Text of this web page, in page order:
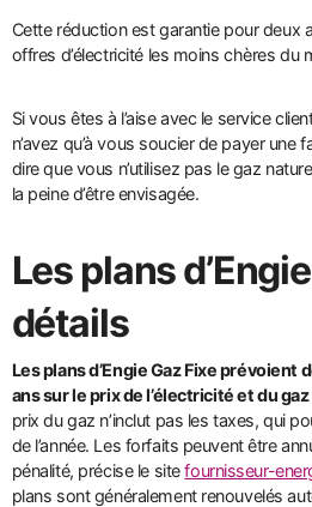
Cette réduction est garantie pour deux
offres d’électricité les moins chères du
Si vous êtes à l’aise avec le service
n’avez qu’à vous soucier de payer une
dire que vous n’utilisez pas le gaz
la peine d’être envisagée.
Les plans
détails
Les plans d’Engie Gaz Fixe prévoient
ans sur le prix de l’électricité et du gaz
prix du gaz n’inclut pas les taxes, qui
de l’année. Les forfaits peuvent être
pénalité, précise le sitefournisseur-
plans sont généralement renouvelés